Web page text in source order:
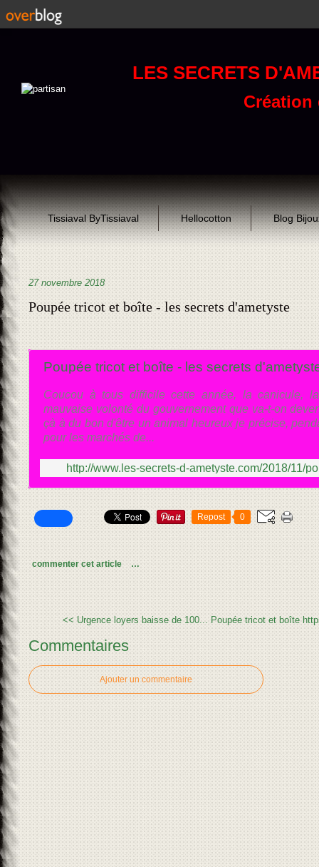
LES SECRETS
Création
Tissiaval ByTissiaval Hellocotton Blog
27 novembre 2018
Poupée tricot et boîte - les secrets d'ametyste
Poupée tricot et boîte - les secrets
Coucou à tous difficile cette année, la canicule,
mauvaise volonté du gouvernement que va-t-on
çà à du bon d'être un animal heureux je précise,
pour les marchés de...
http://www.les-secrets-d-ametyste.com/2018/11/
Repost 0
commenter cet article …
<< Urgence loyers baisse de 100... Poupée tricot et boîte
Commentaires
Ajouter un commentaire